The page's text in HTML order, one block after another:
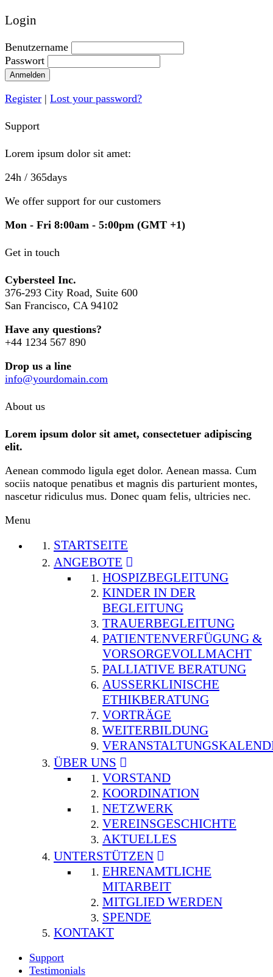
Login
Benutzername
Passwort
Anmelden
Register | Lost your password?
Support
Lorem ipsum dolor sit amet:
24h / 365days
We offer support for our customers
Mon - Fri 8:00am - 5:00pm (GMT +1)
Get in touch
Cybersteel Inc.
376-293 City Road, Suite 600
San Francisco, CA 94102
Have any questions?
+44 1234 567 890
Drop us a line
info@yourdomain.com
About us
Lorem ipsum dolor sit amet, consectetuer adipiscing
elit.
Aenean commodo ligula eget dolor. Aenean massa. Cum
sociis natoque penatibus et magnis dis parturient montes,
nascetur ridiculus mus. Donec quam felis, ultricies nec.
Menu
STARTSEITE
ANGEBOTE
HOSPIZBEGLEITUNG
KINDER IN DER
BEGLEITUNG
TRAUERBEGLEITUNG
PATIENTENVERFÜGUNG &
VORSORGEVOLLMACHT
PALLIATIVE BERATUNG
AUSSERKLINISCHE E
THIKBERATUNG
VORTRÄGE
WEITERBILDUNG
ÜBER UNS
VORSTAND
KOORDINATION
NETZWERK
VEREINSGESCHICHTE
AKTUELLES
UNTERSTÜTZEN
EHRENAMTLICHE
MITARBEIT
MITGLIED WERDEN
SPENDE
KONTAKT
Support
Testimonials